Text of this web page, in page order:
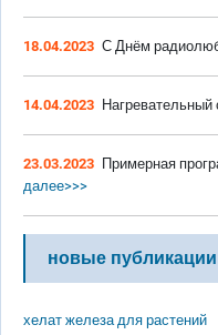
18.04.2023 С Днём
14.04.2023 Нагревательный
23.03.2023 Примерная
далее>>>
новые публикации
хелат железа для растений